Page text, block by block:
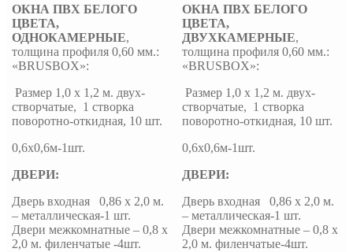
ОКНА ПВХ БЕЛОГО
ЦВЕТА,
ОДНОКАМЕРНЫЕ,
толщина профиля 0,60 мм.:
«BRUSBOX»:
Размер 1,0 х 1,2 м. двух-
створчатые, 1 створка
поворотно-откидная, 10 шт.
0,6х0,6м-1шт.
ДВЕРИ:
Дверь входная 0,86 х 2,0 м.
– металлическая-1 шт.
Двери межкомнатные – 0,8 х
2,0 м. филенчатые -4шт.
ОКНА ПВХ БЕЛОГО
ЦВЕТА,
ДВУХКАМЕРНЫЕ,
толщина профиля 0,60 мм.:
«BRUSBOX»:
Размер 1,0 х 1,2 м. двух-
створчатые, 1 створка
поворотно-откидная, 10 шт.
0,6х0,6м-1шт.
ДВЕРИ:
Дверь входная 0,86 х 2,0 м.
– металлическая-1 шт.
Двери межкомнатные – 0,8 х
2,0 м. филенчатые-4шт.